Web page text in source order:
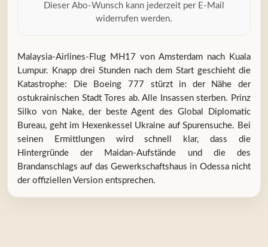
Dieser Abo-Wunsch kann jederzeit per E-Mail
widerrufen werden.
Malaysia-Airlines-Flug MH17 von Amsterdam nach Kuala
Lumpur. Knapp drei Stunden nach dem Start geschieht die
Katastrophe: Die Boeing 777 stürzt in der Nähe der
ostukrainischen Stadt Tores ab. Alle Insassen sterben. Prinz
Silko von Nake, der beste Agent des Global Diplomatic
Bureau, geht im Hexenkessel Ukraine auf Spurensuche. Bei
seinen Ermittlungen wird schnell klar, dass die
Hintergründe der Maidan-Aufstände und die des
Brandanschlags auf das Gewerkschaftshaus in Odessa nicht
der offiziellen Version entsprechen.